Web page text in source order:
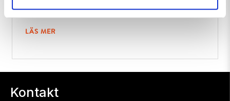
Hyr ut ditt fjällboende
LÄS MER
Kontakt